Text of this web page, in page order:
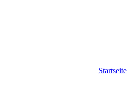
Startseite